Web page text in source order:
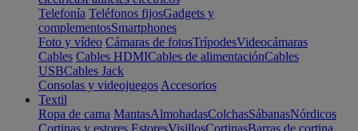
Telefonía Teléfonos fijosGadgets y
complementosSmartphones
Foto y vídeo Cámaras de fotosTrípodesVideocámaras
Cables Cables HDMICables de alimentaciónCables
USBCables Jack
Consolas y videojuegos Accesorios
Textil
Ropa de cama MantasAlmohadasColchasSábanasNórdicos
Cortinas y estores EstoresVisillosCortinasBarras de cortina